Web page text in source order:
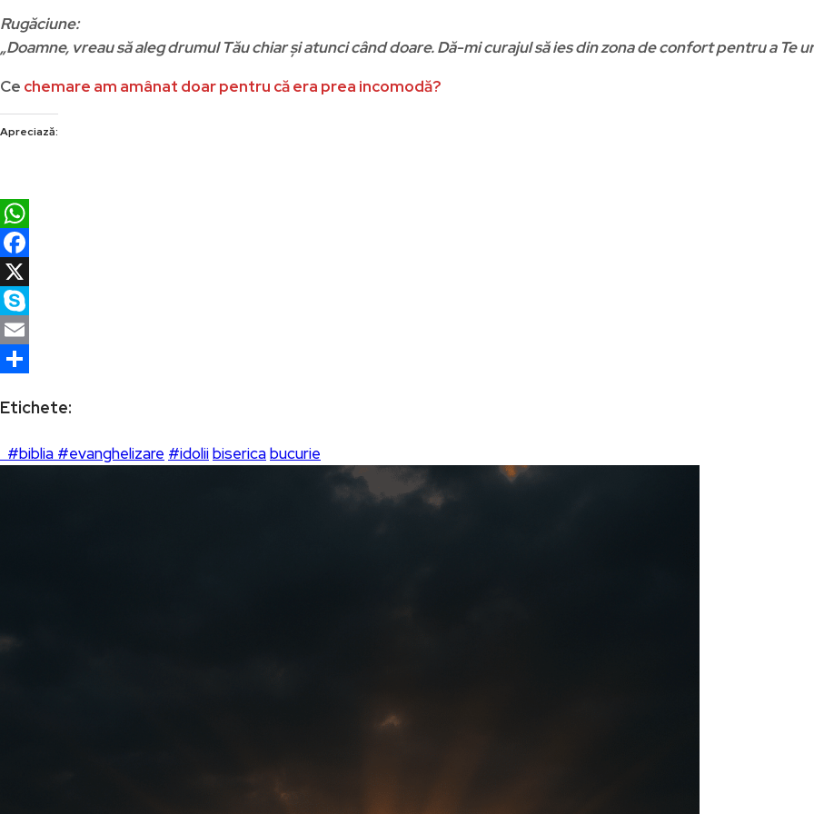
Rugăciune:
„Doamne, vreau să aleg drumul Tău chiar și atunci când doare. Dă-mi curajul să ies din zona de confort pentru a Te
Ce chemare am amânat doar pentru că era prea incomodă?
Apreciază:
WhatsApp
Facebook
X
Skype
Email
Etichete:
#biblia #evanghelizare #idoliibisericabucurie